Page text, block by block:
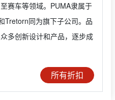
赛车等领域。PUMA隶属于
Tretorn同为旗下子公司。品
多创新设计和产品，逐步成
所有折扣